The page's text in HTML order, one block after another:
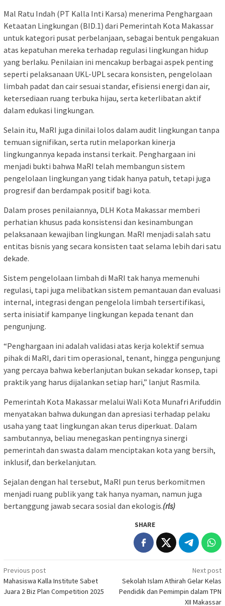
Mal Ratu Indah (PT Kalla Inti Karsa) menerima Penghargaan
Ketaatan Lingkungan (BID.1) dari Pemerintah Kota Makassar
untuk kategori pusat perbelanjaan, sebagai bentuk pengakuan
atas kepatuhan mereka terhadap regulasi lingkungan hidup
yang berlaku. Penilaian ini mencakup berbagai aspek penting
seperti pelaksanaan UKL-UPL secara konsisten, pengelolaan
limbah padat dan cair sesuai standar, efisiensi energi dan air,
ketersediaan ruang terbuka hijau, serta keterlibatan aktif
dalam edukasi lingkungan.
Selain itu, MaRI juga dinilai lolos dalam audit lingkungan tanpa
temuan signifikan, serta rutin melaporkan kinerja
lingkungannya kepada instansi terkait. Penghargaan ini
menjadi bukti bahwa MaRI telah membangun sistem
pengelolaan lingkungan yang tidak hanya patuh, tetapi juga
progresif dan berdampak positif bagi kota.
Dalam proses penilaiannya, DLH Kota Makassar memberi
perhatian khusus pada konsistensi dan kesinambungan
pelaksanaan kewajiban lingkungan. MaRI menjadi salah satu
entitas bisnis yang secara konsisten taat selama lebih dari satu
dekade.
Sistem pengelolaan limbah di MaRI tak hanya memenuhi
regulasi, tapi juga melibatkan sistem pemantauan dan evaluasi
internal, integrasi dengan pengelola limbah tersertifikasi,
serta inisiatif kampanye lingkungan kepada tenant dan
pengunjung.
“Penghargaan ini adalah validasi atas kerja kolektif semua
pihak di MaRI, dari tim operasional, tenant, hingga pengunjung
yang percaya bahwa keberlanjutan bukan sekadar konsep, tapi
praktik yang harus dijalankan setiap hari,” lanjut Rasmila.
Pemerintah Kota Makassar melalui Wali Kota Munafri Arifuddin
menyatakan bahwa dukungan dan apresiasi terhadap pelaku
usaha yang taat lingkungan akan terus diperkuat. Dalam
sambutannya, beliau menegaskan pentingnya sinergi
pemerintah dan swasta dalam menciptakan kota yang bersih,
inklusif, dan berkelanjutan.
Sejalan dengan hal tersebut, MaRI pun terus berkomitmen
menjadi ruang publik yang tak hanya nyaman, namun juga
bertanggung jawab secara sosial dan ekologis.(rls)
SHARE
Post
navigation
Previous post
Mahasiswa Kalla Institute Sabet
Juara 2 Biz Plan Competition 2025
Next post
Sekolah Islam Athirah Gelar Kelas
Pendidik dan Pemimpin dalam TPN
XII Makassar